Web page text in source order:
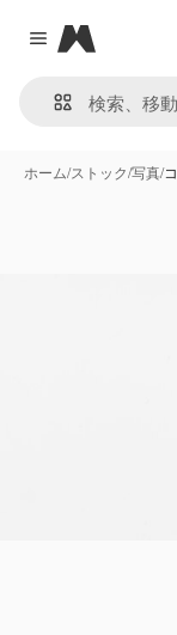
Close menu
Magnific
ホーム/ストック/写真/